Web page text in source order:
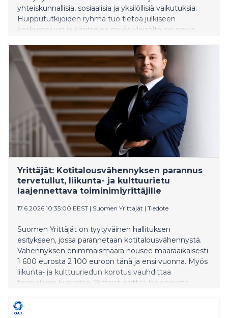
yhteiskunnallisia, sosiaalisia ja yksilöllisiä vaikutuksia.
Huippututkijoiden ryhmä tuo tietoa julkiseen
keskusteluun ja käsittelee myös yleisöltä nousevia
Yrittäjät: Kotitalousvähennyksen parannus
tervetullut, liikunta- ja kulttuurietu
laajennettava toiminimiyrittäjille
17.6.2026 10:35:00 EEST | Suomen Yrittäjät | Tiedote
Suomen Yrittäjät on tyytyväinen hallituksen
esitykseen, jossa parannetaan kotitalousvähennystä.
Vähennyksen enimmäismäärä nousee määräaikaisesti
1 600 eurosta 2 100 euroon tänä ja ensi vuonna. Myös
liikunta- ja kulttuuriedun korotus vauhdittaa
toimialojen kysyntää. Yrittäjät esittää laajennusta